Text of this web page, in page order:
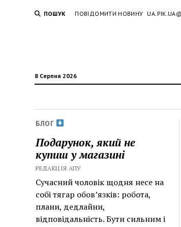
ПОШУК ПОВІДОМИТИ НОВИНУ
8 Серпня 2026
БЛОГ
Подарунок, який не
купиш у магазині
РЕДАКЦІЯ АПУ
Сучасний чоловік щодня несе на
собі тягар обов’язків: робота,
плани, дедлайни,
відповідальність. Бути сильним і